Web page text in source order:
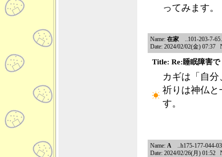
ってみます。
Name: 在家 ..101-203-7-
Date: 2024/02/02(金) 07:37
Title: Re:睡眠障害で
カギは「自
祈りは神仏
す。
Name: A ..h175-177-044-
Date: 2024/02/26(月) 01:52